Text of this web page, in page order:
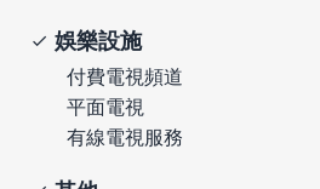
娛樂設施
付費電視頻道
平面電視
有線電視服務